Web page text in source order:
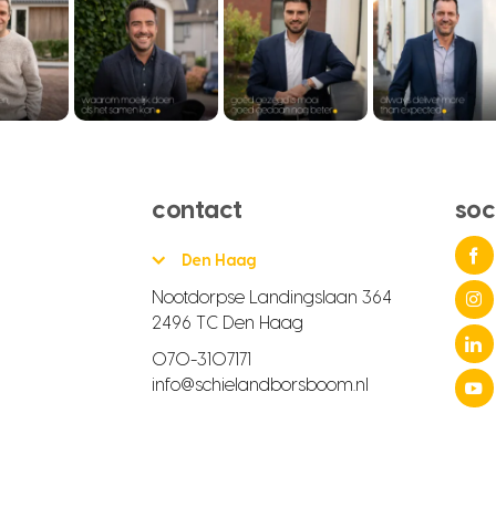
contact
Den Haag
Nootdorpse Landingslaan 364
2496 TC Den Haag
070-3107171
info@schielandborsboom.nl